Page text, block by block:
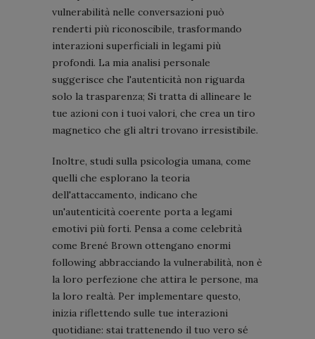
vulnerabilità nelle conversazioni può
renderti più riconoscibile, trasformando
interazioni superficiali in legami più
profondi. La mia analisi personale
suggerisce che l'autenticità non riguarda
solo la trasparenza; Si tratta di allineare le
tue azioni con i tuoi valori, che crea un tiro
magnetico che gli altri trovano irresistibile.
Inoltre, studi sulla psicologia umana, come
quelli che esplorano la teoria
dell'attaccamento, indicano che
un'autenticità coerente porta a legami
emotivi più forti. Pensa a come celebrità
come Brené Brown ottengano enormi
following abbracciando la vulnerabilità, non è
la loro perfezione che attira le persone, ma
la loro realtà. Per implementare questo,
inizia riflettendo sulle tue interazioni
quotidiane: stai trattenendo il tuo vero sé